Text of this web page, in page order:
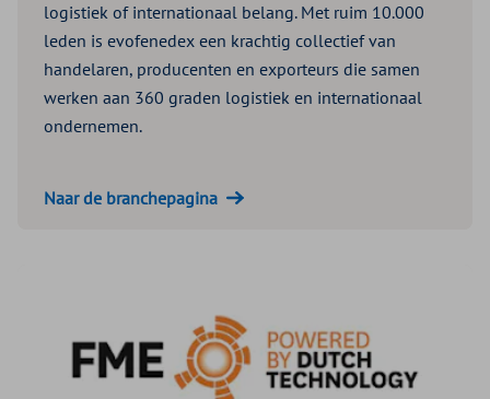
logistiek of internationaal belang. Met ruim 10.000
leden is evofenedex een krachtig collectief van
handelaren, producenten en exporteurs die samen
werken aan 360 graden logistiek en internationaal
ondernemen.
Naar de branchepagina